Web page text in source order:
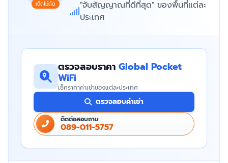
เน็ตไม่ตัด
"จับสัญญาณที่ดีที่สุด" ของพื้นที่แต่ละ
ประเทศ
ตรวจสอบราคา Global Pocket
WiFi
เช็คราคาค่าเช่าของแต่ละประเทศ
ตรวจสอบค่าเช่า
ติดต่อสอบถาม
089-011-5757